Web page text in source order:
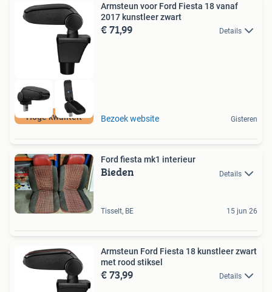
Hoge kwaliteit
Armsteun voor Ford Fiesta 18 vanaf
2017 kunstleer zwart
€ 71,99 Details
Bezoek website Gisteren
Ford fiesta mk1 interieur
Bieden Details
Tisselt, BE 15 jun 26
Armsteun Ford Fiesta 18 kunstleer zwart
met rood stiksel
€ 73,99 Details